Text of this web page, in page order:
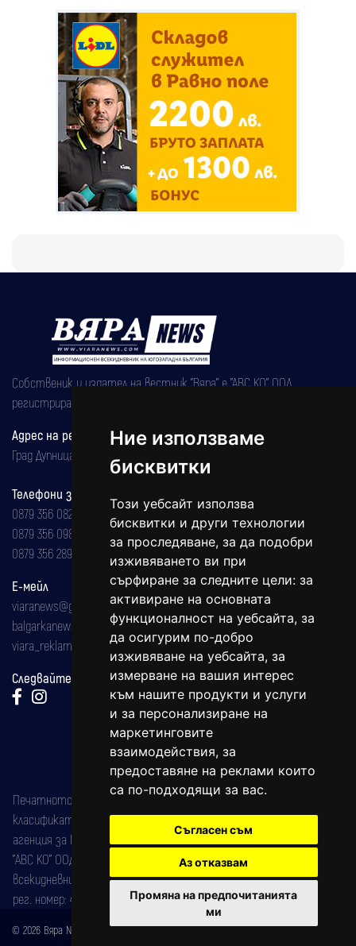
Ние използваме
бисквитки
Този уебсайт използва
бисквитки и други технологии
за проследяване, за да подобри
изживяването ви при
сърфиране за следните цели: за
активиране на основната
функционалност на уебсайта, за
да осигурим по-добро
изживяване на уебсайта, за
измерване на вашия интерес
към нашите продукти и услуги
и за персонализиране на
маркетинговите
взаимодействия, за
предоставяне на реклами които
са по-подходящи за вас.
Съгласен съм
Аз отказвам
Промяна на предпочитанията
ми
Собственик и издател на вестник "Вяра" е "АВС КО" ООД,
регистрирана на 08.05.2002 година.
Адрес на редакцията
Град Дупница, ул.''Христо Ботев" 43
Телефони за реклама и абонаменти
0879 356 082
0879 356 098
0879 356 289
Е-мейл
viaranews@gmail.com
balgarkanews@gmail.com
viara_reklama@mail.bg
Следвайте ни:
Печатното издание на вестника е регистрирано в националния
класификатор на печатните издания (Българска национална
агенция за ISSN) под номер: ISSN 1312-4722.
"АВС КО" ООД е притежател на марката: Вяра информационен
всекидневник на югозападна България, със свидетелство за марка
рег. номер: 47857/11.05.2004 година.
© 2026 Вяра News Всички права запазени!